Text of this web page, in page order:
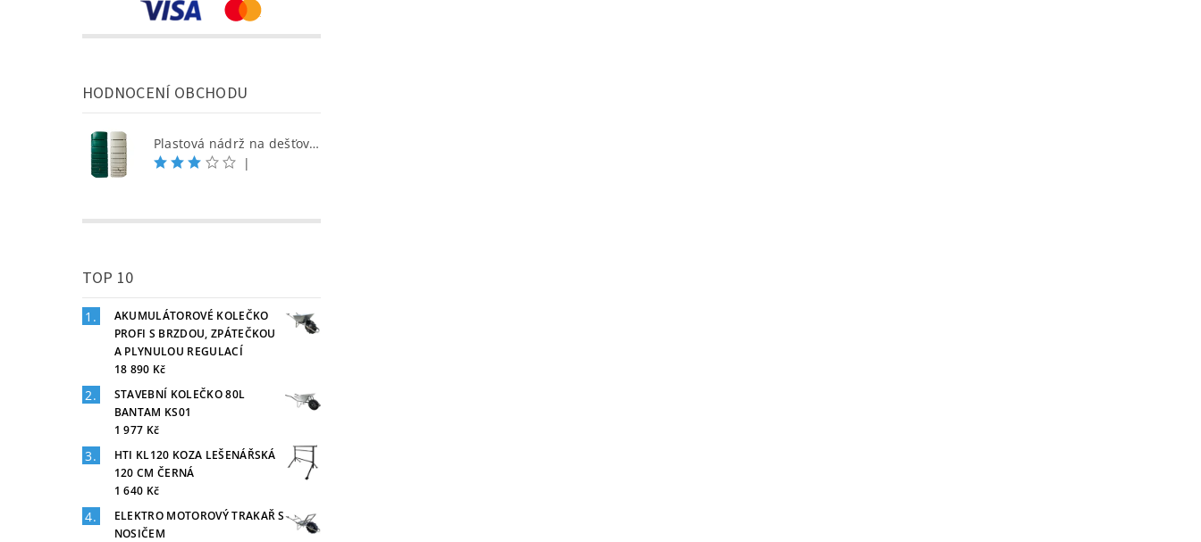
HODNOCENÍ OBCHODU
Plastová nádrž na dešťovou vodu SEINE 650 l, písková
|
TOP 10
AKUMULÁTOROVÉ KOLEČKO
PROFI S BRZDOU, ZPÁTEČKOU
A PLYNULOU REGULACÍ
18 890 Kč
STAVEBNÍ KOLEČKO 80L
BANTAM KS01
1 977 Kč
HTI KL120 KOZA LEŠENÁŘSKÁ
120 CM ČERNÁ
1 640 Kč
ELEKTRO MOTOROVÝ TRAKAŘ S
NOSIČEM